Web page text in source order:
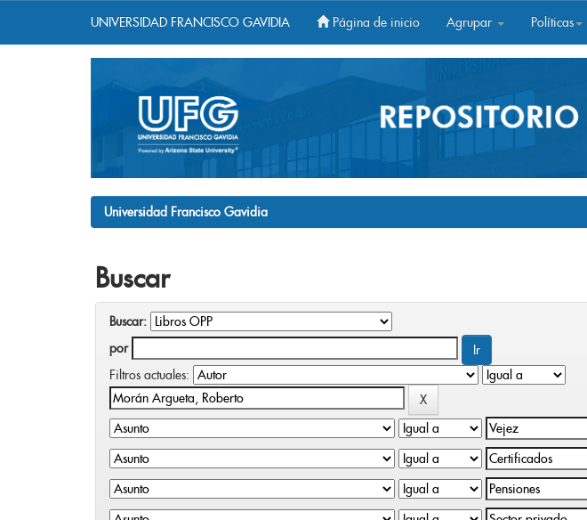
UNIVERSIDAD FRANCISCO GAVIDIA Página de inicio Agrupar Políticas
Universidad Francisco Gavidia
Buscar
Buscar:
por
Filtros actuales: